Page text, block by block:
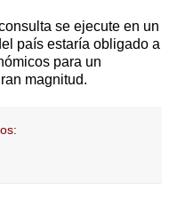
se ejecute en un
país estaría obligado a
para un
magnitud.